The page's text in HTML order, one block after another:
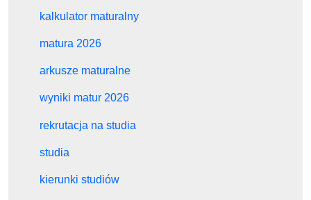
kalkulator maturalny
matura 2026
arkusze maturalne
wyniki matur 2026
rekrutacja na studia
studia
kierunki studiów